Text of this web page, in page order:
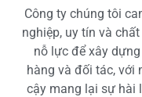
Công ty chúng tôi
nghiệp, uy tín và
nỗ lực để xây
hàng và đối tác, với
cậy mang lại sự hài